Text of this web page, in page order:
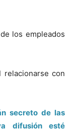
los empleados
con
secreto de las
difusión esté